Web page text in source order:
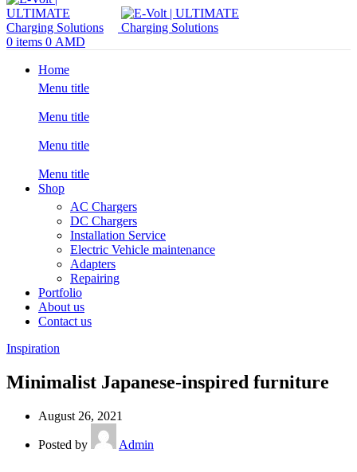
0 items 0 AMD
Home
Menu title
Menu title
Menu title
Menu title
Shop
AC Chargers
DC Chargers
Installation Service
Electric Vehicle maintenance
Adapters
Repairing
Portfolio
About us
Contact us
Inspiration
Minimalist Japanese-inspired furniture
August 26, 2021
Posted by Admin